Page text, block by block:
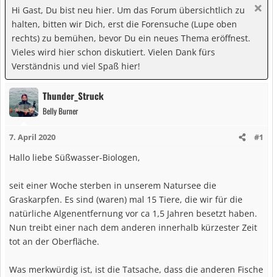
Hi Gast, Du bist neu hier. Um das Forum übersichtlich zu
halten, bitten wir Dich, erst die Forensuche (Lupe oben
rechts) zu bemühen, bevor Du ein neues Thema eröffnest.
Vieles wird hier schon diskutiert. Vielen Dank fürs
Verständnis und viel Spaß hier!
Thunder_Struck
Belly Burner
7. April 2020 #1
Hallo liebe Süßwasser-Biologen,
seit einer Woche sterben in unserem Natursee die
Graskarpfen. Es sind (waren) mal 15 Tiere, die wir für die
natürliche Algenentfernung vor ca 1,5 Jahren besetzt haben.
Nun treibt einer nach dem anderen innerhalb kürzester Zeit
tot an der Oberfläche.
Was merkwürdig ist, ist die Tatsache, dass die anderen Fische